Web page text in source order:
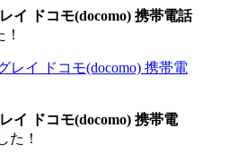
イ ドコモ(docomo) 携帯電話
イ ドコモ(docomo) 携帯電
た！